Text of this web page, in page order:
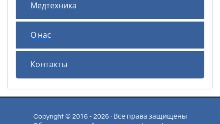
Медтехника
О нас
Контакты
Copyright © 2016 - 2026 · Все права защищены